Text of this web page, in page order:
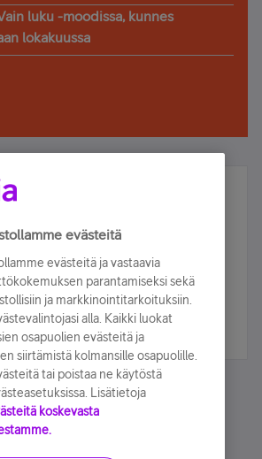
luku -moodissa, kunnes
lokakuussa
osallistu ja voita!
ja olet mukana arvonnassa.
evästeitä
evästeitä ja vastaavia
parantamiseksi sekä
ja markkinointitarkoituksiin.
alla. Kaikki luokat
osapuolien evästeitä ja
siirtämistä kolmansille osapuolille.
tai poistaa ne käytöstä
Lisätietoja
koskevasta